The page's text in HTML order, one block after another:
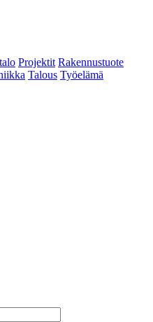
Projektit Rakennustuote
Talous Työelämä